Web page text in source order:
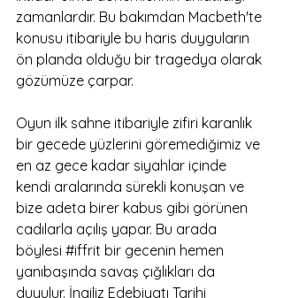
zamanlardır. Bu bakımdan Macbeth'te
konusu itibariyle bu haris duyguların
ön planda olduğu bir tragedya olarak
gözümüze çarpar.
Oyun ilk sahne itibariyle zifiri karanlık
bir gecede yüzlerini göremediğimiz ve
en az gece kadar siyahlar içinde
kendi aralarında sürekli konuşan ve
bize adeta birer kabus gibi görünen
cadılarla açılış yapar. Bu arada
böylesi #iffrit bir gecenin hemen
yanıbaşında savaş çığlıkları da
duyulur. İngiliz Edebiyatı Tarihi